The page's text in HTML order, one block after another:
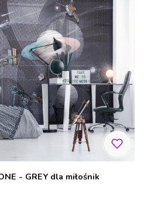
- GREY dla miłośnik